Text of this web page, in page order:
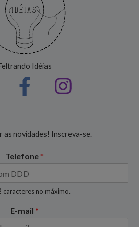
Idéias
as novidades! Inscreva-se.
Telefone *
caracteres no máximo.
E-mail *